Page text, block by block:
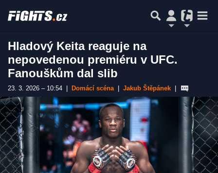
Hladový Keita reaguje na
nepovedenou premiéru v UFC.
Fanouškům dal slib
23. 3. 2026 – 10:54 Domácí scéna Jakub Štěpánek